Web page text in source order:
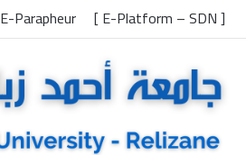
[ E-Platform – SDN ]
E-Parapheur